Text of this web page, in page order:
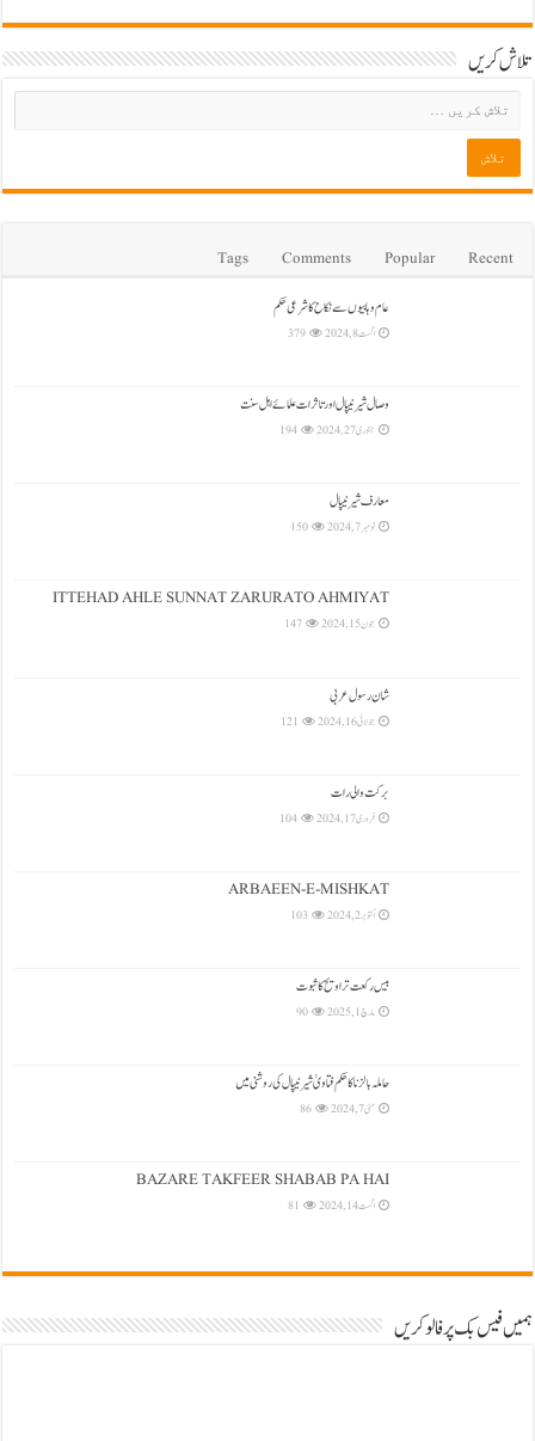
تلاش کریں
Recent
Popular
Comments
Tags
عام وہابیوں سے نکاح کا شرعی حکم
اگست 8, 2024 379
وصال شیرنیپال اور تاثرات علمائے اہل سنت
جنوری 27, 2024 194
معارف شیرنیپال
نومبر 7, 2024 150
ITTEHAD AHLE SUNNAT ZARURATO AHMIYAT
جون 15, 2024 147
شان رسول عربی
جولائی 16, 2024 121
بركت والی رات
فروری 17, 2024 104
ARBAEEN-E-MISHKAT
اکتوبر 2, 2024 103
بیس رکعت تراویح کا ثبوت
مارچ 1, 2025 90
حاملہ بالزنا کا حکم فتاویٰ شیرنیپال کی روشنی میں
مئی 7, 2024 86
BAZARE TAKFEER SHABAB PA HAI
اگست 14, 2024 81
ہمیں فیس بک پر فالو کریں